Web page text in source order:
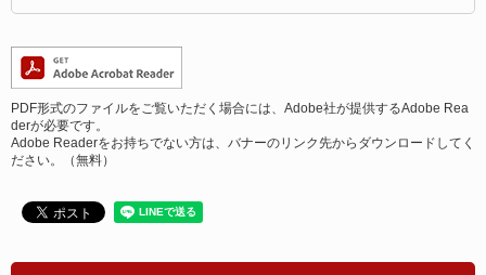
PDF形式のファイルをご覧いただく場合には、Adobe社が提供するAdobe Rea
derが必要です。
Adobe Readerをお持ちでない方は、バナーのリンク先からダウンロードしてく
ださい。（無料）